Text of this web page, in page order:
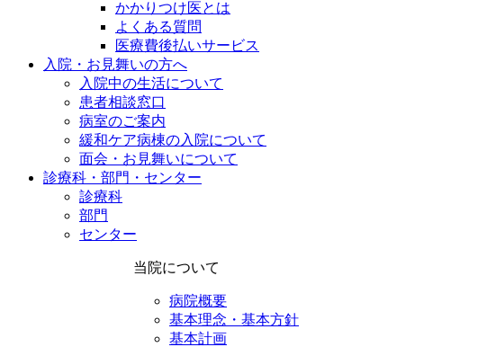
かかりつけ医とは
よくある質問
医療費後払いサービス
入院・お見舞いの方へ
入院中の生活について
患者相談窓口
病室のご案内
緩和ケア病棟の入院について
面会・お見舞いについて
診療科・部門・センター
診療科
部門
センター
当院について
病院概要
基本理念・基本方針
基本計画